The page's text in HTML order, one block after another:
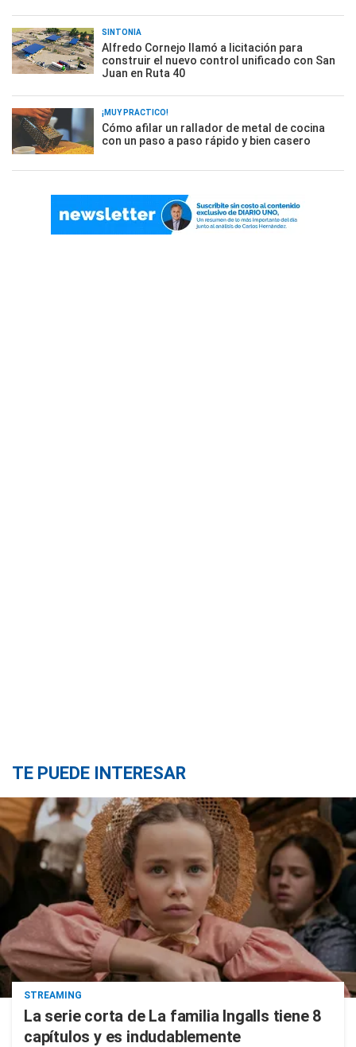
SINTONÍA
Alfredo Cornejo llamó a licitación para
construir el nuevo control unificado con San
Juan en Ruta 40
¡MUY PRÁCTICO!
Cómo afilar un rallador de metal de cocina
con un paso a paso rápido y bien casero
TE PUEDE INTERESAR
STREAMING
La serie corta de La familia Ingalls tiene 8
capítulos y es indudablemente